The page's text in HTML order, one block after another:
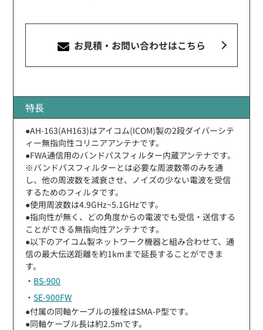
お見積・お問い合わせはこちら
特長
●AH-163(AH163)はアイコム(ICOM)製の2段ダイバーシテ
ィー無指向性コリニアアンテナです。
●FWA通信用のバンドパスフィルター内蔵アンテナです。
※バンドパスフィルターとは必要な周波数帯のみを通
し、他の周波数を減衰させ、ノイズの少ない電波を受信
するためのフィルタです。
●使用周波数は4.9GHz~5.1GHzです。
●指向性が無く、どの角度からの電波でも受信・送信する
ことができる無指向性アンテナです。
●以下のアイコム製ネットワーク機器と組み合わせて、通
信の最大伝送距離を約1kmまで延長することができま
す。
・ BS-900
・SE-900FW
●付属の同軸ケーブルの接栓はSMA-P型です。
●同軸ケーブル長は約2.5mです。